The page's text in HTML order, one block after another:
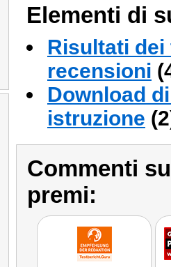
Elementi di
Risultati
recensioni
Download
istruzione
Commenti
premi: